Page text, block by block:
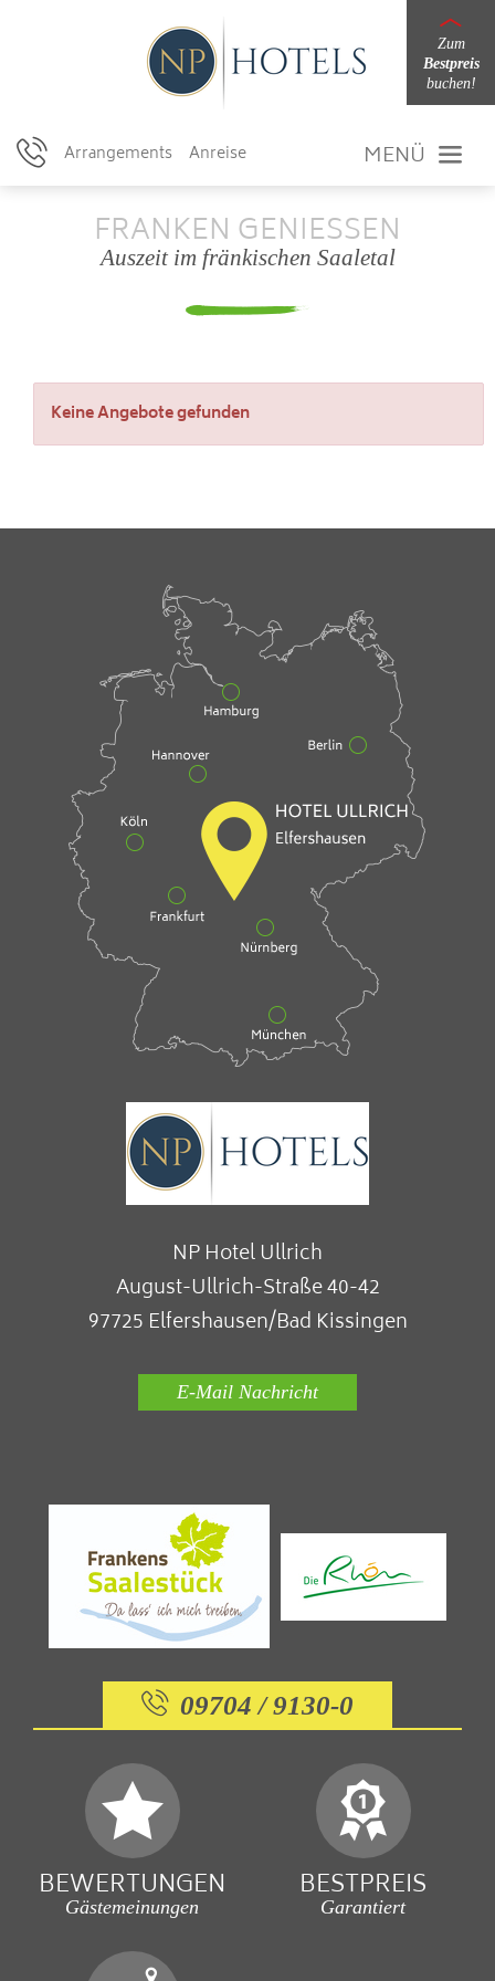
Arrangements Anreise MENÜ
Zum
Bestpreis
buchen!
FRANKEN GENIESSEN
Auszeit im fränkischen Saaletal
Keine Angebote gefunden
NP Hotel Ullrich
August-Ullrich-Straße 40-42
97725 Elfershausen/Bad Kissingen
E-Mail Nachricht
09704 / 9130-0
BEWERTUNGEN
Gästemeinungen BESTPREIS
Garantiert